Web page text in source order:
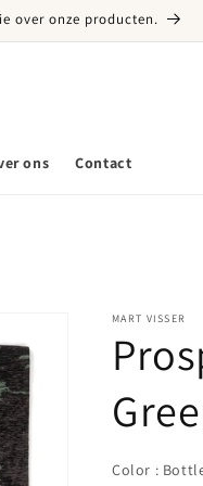
over onze producten.
ons Contact
MART VISSER
Color :